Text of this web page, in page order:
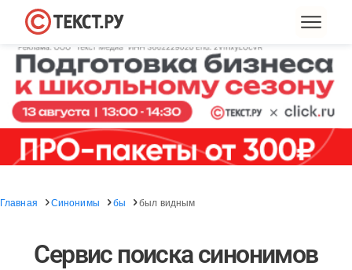
Главная Синонимы бы был видным
Сервис поиска синонимов